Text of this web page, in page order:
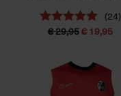
(24)
€ 29,95€ 19,95